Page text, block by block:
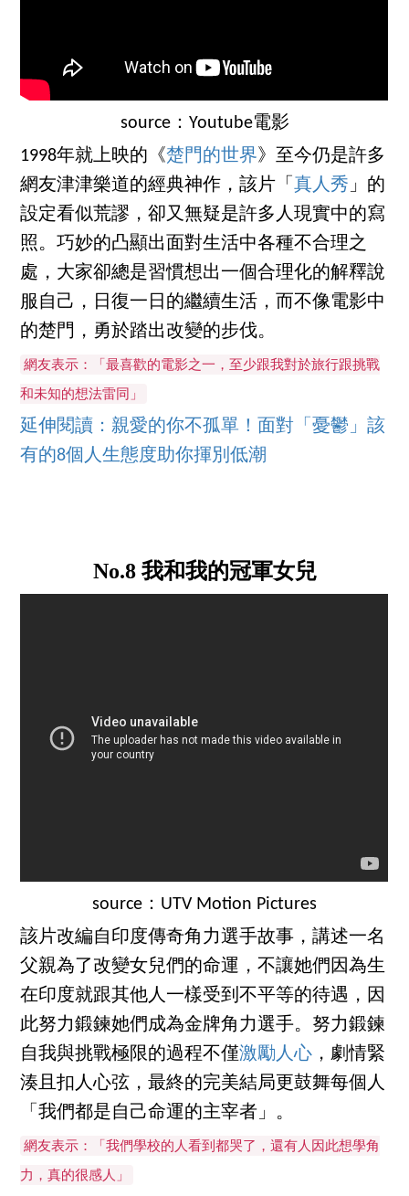
source：Youtube電影
1998年就上映的《楚門的世界》至今仍是許多
網友津津樂道的經典神作，該片「真人秀 」的
設定看似荒謬，卻又無疑是許多人現實中的寫
照。巧妙的凸顯出面對生活中各種不合理之
處，大家卻總是習慣想出一個合理化的解釋說
服自己，日復一日的繼續生活，而不像電影中
的楚門，勇於踏出改變的步伐。
網友表示：「最喜歡的電影之一，至少跟我對於旅行跟挑戰
和未知的想法雷同」
延伸閱讀：親愛的你不孤單！面對「憂鬱」該
有的8個人生態度助你揮別低潮
No.8 我和我的冠軍女兒
source：UTV Motion Pictures
該片改編自印度傳奇角力選手故事，講述一名
父親為了改變女兒們的命運，不讓她們因為生
在印度就跟其他人一樣受到不平等的待遇，因
此努力鍛鍊她們成為金牌角力選手。努力鍛鍊
自我與挑戰極限的過程不僅激勵人心 ，劇情緊
湊且扣人心弦，最終的完美結局更鼓舞每個人
「我們都是自己命運的主宰者」。
網友表示：「我們學校的人看到都哭了，還有人因此想學角
力，真的很感人」